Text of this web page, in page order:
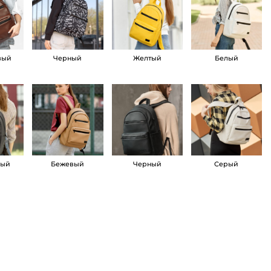
Черный Желтый Белый
Бежевый Черный Серый